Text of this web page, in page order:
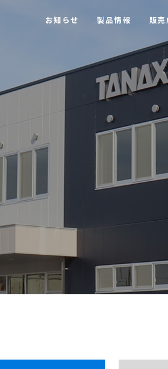
お知らせ 製品情報 販
【MOTOFIZZ】 ツーリングバッグ・アク